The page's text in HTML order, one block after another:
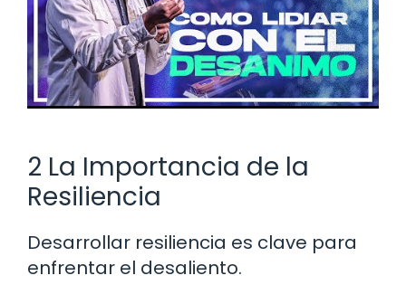
2 La Importancia de la
Resiliencia
Desarrollar resiliencia es clave para
enfrentar el desaliento.